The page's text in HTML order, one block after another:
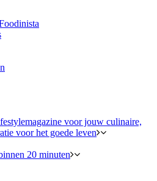
voor jouw culinaire,
voor het goede leven
20 minuten